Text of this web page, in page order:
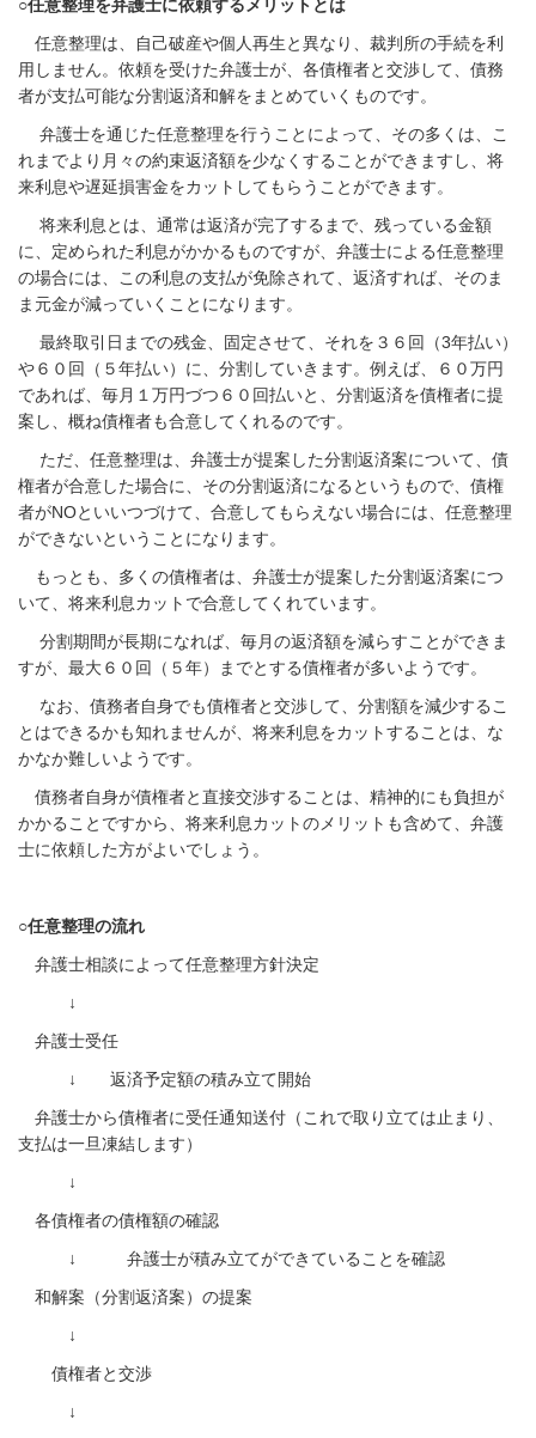
○任意整理を弁護士に依頼するメリットとは
任意整理は、自己破産や個人再生と異なり、裁判所の手続を利
用しません。依頼を受けた弁護士が、各債権者と交渉して、債務
者が支払可能な分割返済和解をまとめていくものです。
弁護士を通じた任意整理を行うことによって、その多くは、こ
れまでより月々の約束返済額を少なくすることができますし、将
来利息や遅延損害金をカットしてもらうことができます。
将来利息とは、通常は返済が完了するまで、残っている金額
に、定められた利息がかかるものですが、弁護士による任意整理
の場合には、この利息の支払が免除されて、返済すれば、そのま
ま元金が減っていくことになります。
最終取引日までの残金、固定させて、それを３６回（3年払い）
や６０回（５年払い）に、分割していきます。例えば、６０万円
であれば、毎月１万円づつ６０回払いと、分割返済を債権者に提
案し、概ね債権者も合意してくれるのです。
ただ、任意整理は、弁護士が提案した分割返済案について、債
権者が合意した場合に、その分割返済になるというもので、債権
者がNOといいつづけて、合意してもらえない場合には、任意整理
ができないということになります。
もっとも、多くの債権者は、弁護士が提案した分割返済案につ
いて、将来利息カットで合意してくれています。
分割期間が長期になれば、毎月の返済額を減らすことができま
すが、最大６０回（５年）までとする債権者が多いようです。
なお、債務者自身でも債権者と交渉して、分割額を減少するこ
とはできるかも知れませんが、将来利息をカットすることは、な
かなか難しいようです。
債務者自身が債権者と直接交渉することは、精神的にも負担が
かかることですから、将来利息カットのメリットも含めて、弁護
士に依頼した方がよいでしょう。
○任意整理の流れ
弁護士相談によって任意整理方針決定
↓
弁護士受任
↓ 返済予定額の積み立て開始
弁護士から債権者に受任通知送付（これで取り立ては止まり、
支払は一旦凍結します）
↓
各債権者の債権額の確認
↓ 弁護士が積み立てができていることを確認
和解案（分割返済案）の提案
↓
債権者と交渉
↓